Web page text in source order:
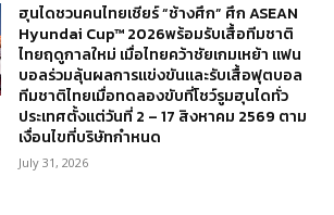
ฮุนไดชวนคนไทยเชียร์ “ช้างศึก” ศึก ASEAN
Hyundai Cup™ 2026พร้อมรับเสื้อทีมชาติ
ไทยฤดูกาลใหม่ เมื่อไทยคว้าชัยเกมเหย้า แฟน
บอลร่วมลุ้นผลการแข่งขันและรับเสื้อฟุตบอล
ทีมชาติไทยเมื่อทดลองขับที่โชว์รูมฮุนไดทั่ว
ประเทศตั้งแต่วันที่ 2 – 17 สิงหาคม 2569 ตาม
เงื่อนไขที่บริษัทกำหนด
July 31, 2026